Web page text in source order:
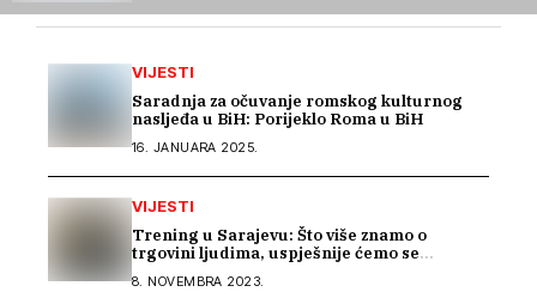
VIJESTI
Saradnja za očuvanje romskog kulturnog
nasljeđa u BiH: Porijeklo Roma u BiH
16. JANUARA 2025.
VIJESTI
Trening u Sarajevu: Što više znamo o
trgovini ljudima, uspješnije ćemo se
8. NOVEMBRA 2023.